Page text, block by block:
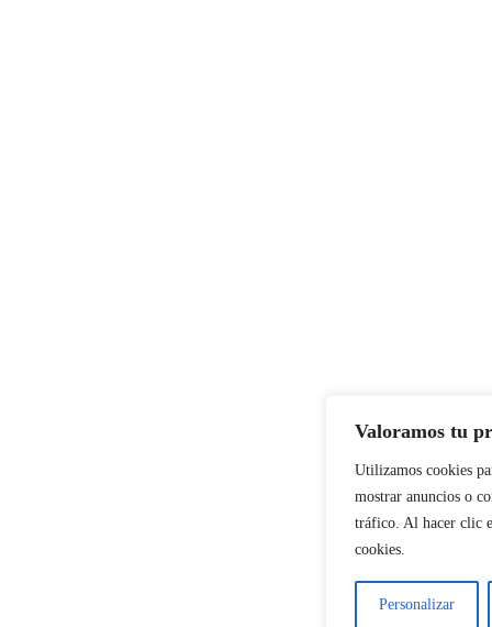
Valoramos tu
Utilizamos cookies
mostrar anuncios o
tráfico. Al hacer clic
cookies.
Personalizar